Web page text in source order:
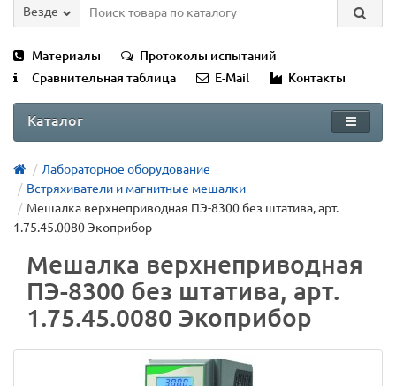
Везде
Материалы
Протоколы испытаний
Сравнительная таблица
E-Mail Контакты
Каталог
Лабораторное оборудование
Встряхиватели и магнитные мешалки
Мешалка верхнеприводная ПЭ-8300 без штатива, арт.
1.75.45.0080 Экоприбор
Мешалка верхнеприводная
ПЭ-8300 без штатива, арт.
1.75.45.0080 Экоприбор